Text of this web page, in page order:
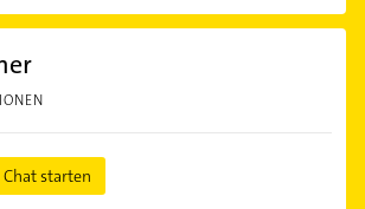
Chat starten